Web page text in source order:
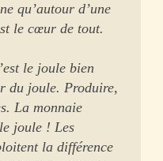
qu’autour d’une
le cœur de tout.
le joule bien
du joule. Produire,
La monnaie
joule ! Les
la différence